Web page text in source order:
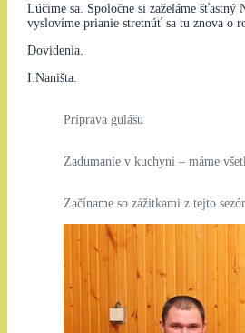
Lúčime sa. Spoločne si zaželáme šťastný
vyslovíme prianie stretnúť sa tu znova o
Dovidenia.
I.Naništa.
Príprava gulášu
Zadumanie v kuchyni – máme
Začíname so zážitkami z tejto